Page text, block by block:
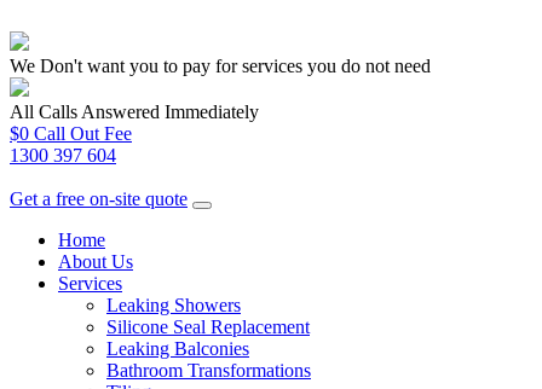
We Don't want you to pay for services you do not need
All Calls Answered Immediately
$0 Call Out Fee
1300 397 604
Get a free on-site quote
Home
About Us
Services
Leaking Showers
Silicone Seal Replacement
Leaking Balconies
Bathroom Transformations